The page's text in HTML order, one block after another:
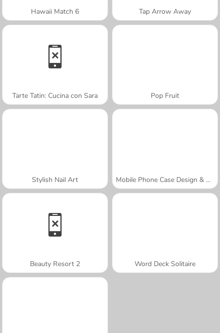
Hawaii Match 6 Tap Arrow Away
Tarte Tatin: Cucina con Sara Pop Fruit
Stylish Nail Art Mobile Phone Case Design & DIY
Beauty Resort 2 Word Deck Solitaire